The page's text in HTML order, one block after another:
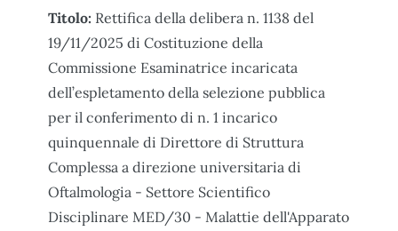
Titolo: Rettifica della delibera n. 1138 del
19/11/2025 di Costituzione della
Commissione Esaminatrice incaricata
dell’espletamento della selezione pubblica
per il conferimento di n. 1 incarico
quinquennale di Direttore di Struttura
Complessa a direzione universitaria di
Oftalmologia - Settore Scientifico
Disciplinare MED/30 - Malattie dell'Apparato